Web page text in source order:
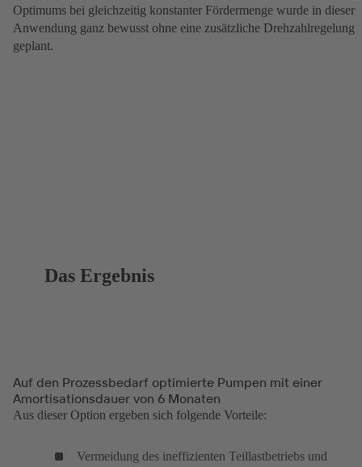
Optimums bei gleichzeitig konstanter Fördermenge wurde in dieser
Anwendung ganz bewusst ohne eine zusätzliche Drehzahlregelung
geplant.
Das Ergebnis
Auf den Prozessbedarf optimierte Pumpen mit einer
Amortisationsdauer von 6 Monaten
Aus dieser Option ergeben sich folgende Vorteile:
Vermeidung des ineffizienten Teillastbetriebs und